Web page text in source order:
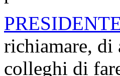
richiamare, di
colleghi di